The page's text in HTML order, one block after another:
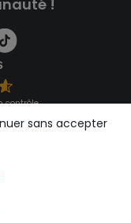
!
contrôle
sans accepter